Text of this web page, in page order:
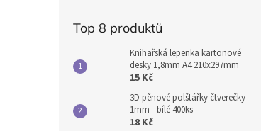
Top 8 produktů
Knihařská lepenka kartonové
desky 1,8mm A4 210x297mm
15 Kč
3D pěnové polštářky čtverečky
1mm - bílé 400ks
18 Kč